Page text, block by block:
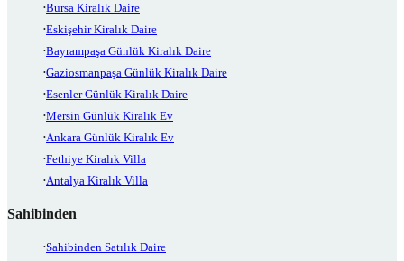
Bursa Kiralık Daire
Eskişehir Kiralık Daire
Bayrampaşa Günlük Kiralık Daire
Gaziosmanpaşa Günlük Kiralık Daire
Esenler Günlük Kiralık Daire
Mersin Günlük Kiralık Ev
Ankara Günlük Kiralık Ev
Fethiye Kiralık Villa
Antalya Kiralık Villa
Sahibinden
Sahibinden Satılık Daire